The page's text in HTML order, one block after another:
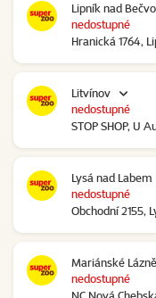
Lipník nad
Hranická 1764,
nedostupné
Litvínov
STOP SHOP, U
nedostupné
Lysá nad Labem
Obchodní 2155,
nedostupné
Mariánské Lázně
nedostupné